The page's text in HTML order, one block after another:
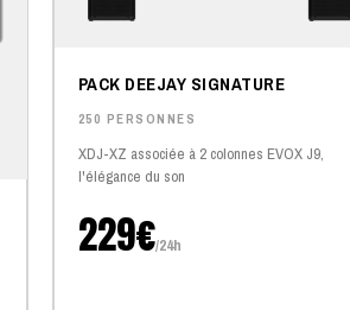
PACK DEEJAY SIGNATURE
250 PERSONNES
XDJ-XZ associée à 2 colonnes EVOX J9,
l'élégance du son
229€/24h